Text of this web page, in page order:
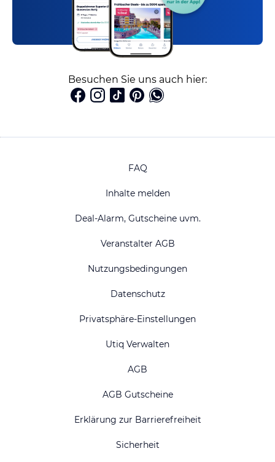
Besuchen Sie uns auch hier:
FAQ
Inhalte melden
Deal-Alarm, Gutscheine uvm.
Veranstalter AGB
Nutzungsbedingungen
Datenschutz
Privatsphäre-Einstellungen
Utiq Verwalten
AGB
AGB Gutscheine
Erklärung zur Barrierefreiheit
Sicherheit